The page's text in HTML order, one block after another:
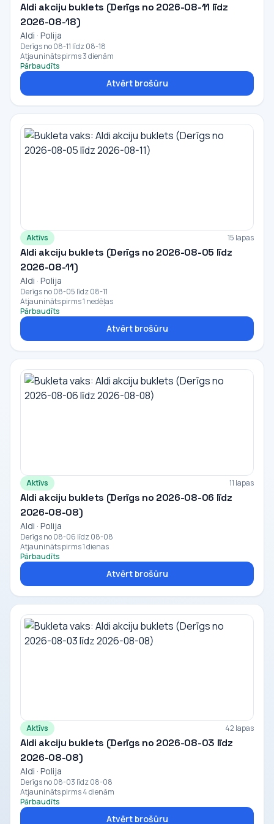
Aldi akciju buklets (Derīgs no 2026-08-11 līdz
2026-08-18)
Aldi · Polija
Derīgs no 08-11 līdz 08-18
Atjaunināts pirms 3 dienām
Pārbaudīts
Atvērt brošūru
Aktīvs 15 lapas
Aldi akciju buklets (Derīgs no 2026-08-05 līdz
2026-08-11)
Aldi · Polija
Derīgs no 08-05 līdz 08-11
Atjaunināts pirms 1 nedēļas
Pārbaudīts
Atvērt brošūru
Aktīvs 11 lapas
Aldi akciju buklets (Derīgs no 2026-08-06 līdz
2026-08-08)
Aldi · Polija
Derīgs no 08-06 līdz 08-08
Atjaunināts pirms 1 dienas
Pārbaudīts
Atvērt brošūru
Aktīvs 42 lapas
Aldi akciju buklets (Derīgs no 2026-08-03 līdz
2026-08-08)
Aldi · Polija
Derīgs no 08-03 līdz 08-08
Atjaunināts pirms 4 dienām
Pārbaudīts
Atvērt brošūru